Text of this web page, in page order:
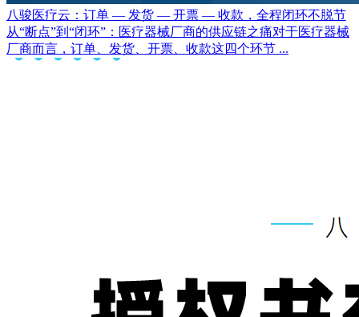
八骏医疗云：订单 — 发货 — 开票 — 收款，全程闭环不脱节
从“断点”到“闭环”：医疗器械厂商的供应链之痛对于医疗器械
厂商而言，订单、发货、开票、收款这四个环节 ...